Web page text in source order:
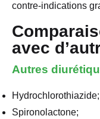
contre-indications
avec
Autres
Hydrochlorothiazide;
Spironolactone;